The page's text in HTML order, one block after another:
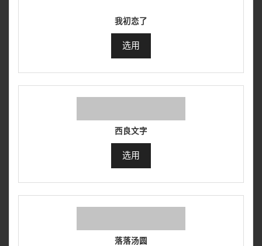
我初恋了
选用
西良文字
选用
落落汤圆